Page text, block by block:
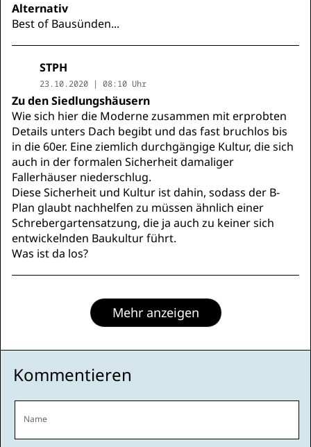
Alternativ
Best of Bausünden...
STPH
23.10.2020 | 08:10 Uhr
Zu den Siedlungshäusern
Wie sich hier die Moderne zusammen mit erprobten
Details unters Dach begibt und das fast bruchlos bis
in die 60er. Eine ziemlich durchgängige Kultur, die sich
auch in der formalen Sicherheit damaliger
Fallerhäuser niederschlug.
Diese Sicherheit und Kultur ist dahin, sodass der B-
Plan glaubt nachhelfen zu müssen ähnlich einer
Schrebergartensatzung, die ja auch zu keiner sich
entwickelnden Baukultur führt.
Was ist da los?
Mehr anzeigen
Kommentieren
Name